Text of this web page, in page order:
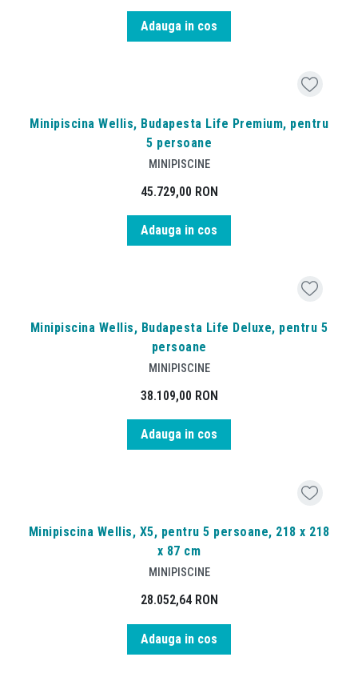
Adauga in cos
Minipiscina Wellis, Budapesta Life Premium, pentru
5 persoane
MINIPISCINE
45.729,00 RON
Adauga in cos
Minipiscina Wellis, Budapesta Life Deluxe, pentru 5
persoane
MINIPISCINE
38.109,00 RON
Adauga in cos
Minipiscina Wellis, X5, pentru 5 persoane, 218 x 218
x 87 cm
MINIPISCINE
28.052,64 RON
Adauga in cos